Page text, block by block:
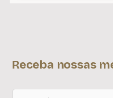
Receba nossas